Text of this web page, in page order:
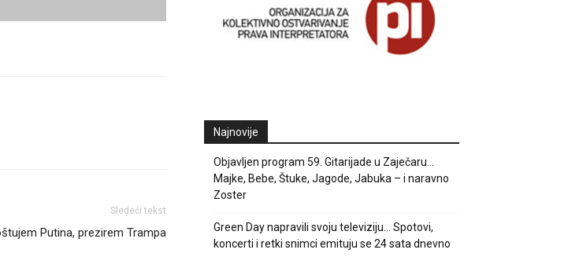
Sledeći tekst
Putina, prezirem Trampa
Najnovije
Objavljen program 59. Gitarijade u Zaječaru…
Majke, Bebe, Štuke, Jagode, Jabuka – i naravno
Zoster
Green Day napravili svoju televiziju… Spotovi,
koncerti i retki snimci emituju se 24 sata dnevno